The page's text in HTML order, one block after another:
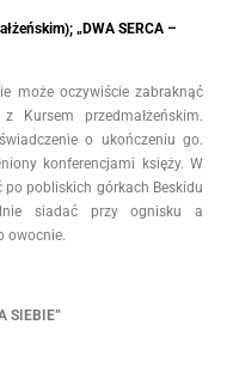
„DWA SERCA –
może oczywiście zabraknąć
Kursem przedmałżeńskim.
o ukończeniu go.
konferencjami księży. W
pobliskich górkach Beskidu
siadać przy ognisku a
owocnie.
SIEBIE”